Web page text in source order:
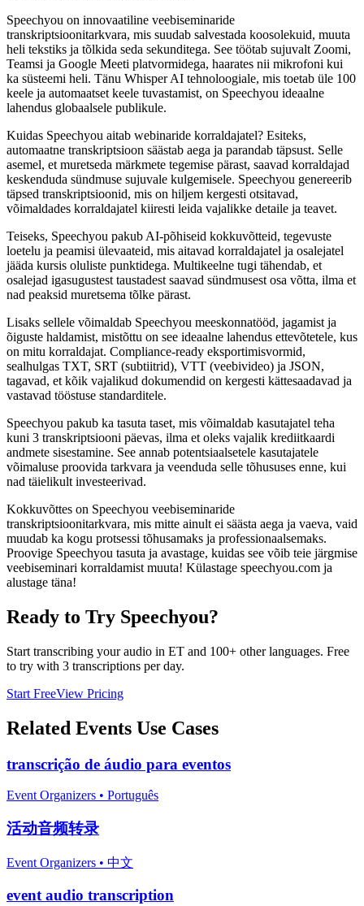
Speechyou on innovaatiline veebiseminaride
transkriptsioonitarkvara, mis suudab salvestada koosolekuid, muuta
heli tekstiks ja tõlkida seda sekunditega. See töötab sujuvalt Zoomi,
Teamsi ja Google Meeti platvormidega, haarates nii mikrofoni kui
ka süsteemi heli. Tänu Whisper AI tehnoloogiale, mis toetab üle 100
keele ja automaatset keele tuvastamist, on Speechyou ideaalne
lahendus globaalsele publikule.
Kuidas Speechyou aitab webinaride korraldajatel? Esiteks,
automaatne transkriptsioon säästab aega ja parandab täpsust. Selle
asemel, et muretseda märkmete tegemise pärast, saavad korraldajad
keskenduda sündmuse sujuvale kulgemisele. Speechyou genereerib
täpsed transkriptsioonid, mis on hiljem kergesti otsitavad,
võimaldades korraldajatel kiiresti leida vajalikke detaile ja teavet.
Teiseks, Speechyou pakub AI-põhiseid kokkuvõtteid, tegevuste
loetelu ja peamisi ülevaateid, mis aitavad korraldajatel ja osalejatel
jääda kursis oluliste punktidega. Multikeelne tugi tähendab, et
osalejad igasugustest taustadest saavad sündmusest osa võtta, ilma et
nad peaksid muretsema tõlke pärast.
Lisaks sellele võimaldab Speechyou meeskonnatööd, jagamist ja
õiguste haldamist, mistõttu on see ideaalne lahendus ettevõtetele, kus
on mitu korraldajat. Compliance-ready eksportimisvormid,
sealhulgas TXT, SRT (subtiitrid), VTT (veebivideo) ja JSON,
tagavad, et kõik vajalikud dokumendid on kergesti kättesaadavad ja
vastavad tööstuse standarditele.
Speechyou pakub ka tasuta taset, mis võimaldab kasutajatel teha
kuni 3 transkriptsiooni päevas, ilma et oleks vajalik krediitkaardi
andmete sisestamine. See annab potentsiaalsetele kasutajatele
võimaluse proovida tarkvara ja veenduda selle tõhususes enne, kui
nad täielikult investeerivad.
Kokkuvõttes on Speechyou veebiseminaride
transkriptsioonitarkvara, mis mitte ainult ei säästa aega ja vaeva, vaid
muudab ka kogu protsessi tõhusamaks ja professionaalsemaks.
Proovige Speechyou tasuta ja avastage, kuidas see võib teie järgmise
veebiseminari korraldamist muuta! Külastage speechyou.com ja
alustage täna!
Ready to Try Speechyou?
Start transcribing your audio in ET and 100+ other languages. Free
to try with 3 transcriptions per day.
Start FreeView Pricing
Related Events Use Cases
transcrição de áudio para eventos
Event Organizers • Português
活动音频转录
Event Organizers • 中文
event audio transcription